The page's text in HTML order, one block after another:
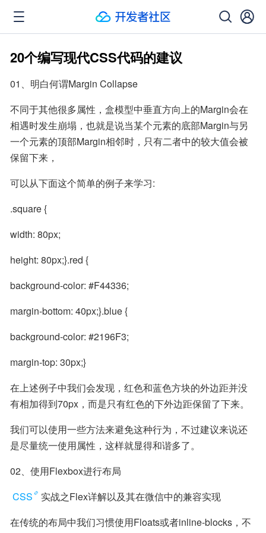
20个编写现代CSS代码的建议
01、明白何谓Margin Collapse
不同于其他很多属性，盒模型中垂直方向上的Margin会在
相遇时发生崩塌，也就是说当某个元素的底部Margin与另
一个元素的顶部Margin相邻时，只有二者中的较大值会被
保留下来，
可以从下面这个简单的例子来学习:
.square {
width: 80px;
height: 80px;}.red {
background-color: #F44336;
margin-bottom: 40px;}.blue {
background-color: #2196F3;
margin-top: 30px;}
在上述例子中我们会发现，红色和蓝色方块的外边距并没
有相加得到70px，而是只有红色的下外边距保留了下来。
我们可以使用一些方法来避免这种行为，不过建议来说还
是尽量统一使用属性，这样就显得和谐多了。
02、使用Flexbox进行布局
CSS
实战之Flex详解以及其在微信中的兼容实现
在传统的布局中我们习惯使用Floats或者inline-blocks，不